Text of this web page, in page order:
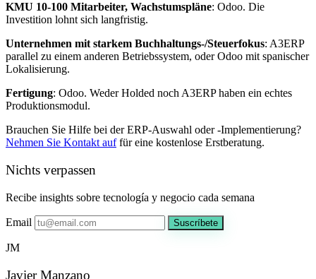
KMU 10-100 Mitarbeiter, Wachstumspläne: Odoo. Die
Investition lohnt sich langfristig.
Unternehmen mit starkem Buchhaltungs-/Steuerfokus: A3ERP
parallel zu einem anderen Betriebssystem, oder Odoo mit spanischer
Lokalisierung.
Fertigung: Odoo. Weder Holded noch A3ERP haben ein echtes
Produktionsmodul.
Brauchen Sie Hilfe bei der ERP-Auswahl oder -Implementierung?
Nehmen Sie Kontakt auffür eine kostenlose Erstberatung.
Nichts verpassen
Recibe insights sobre tecnología y negocio cada semana
Email Suscríbete
JM
Javier Manzano